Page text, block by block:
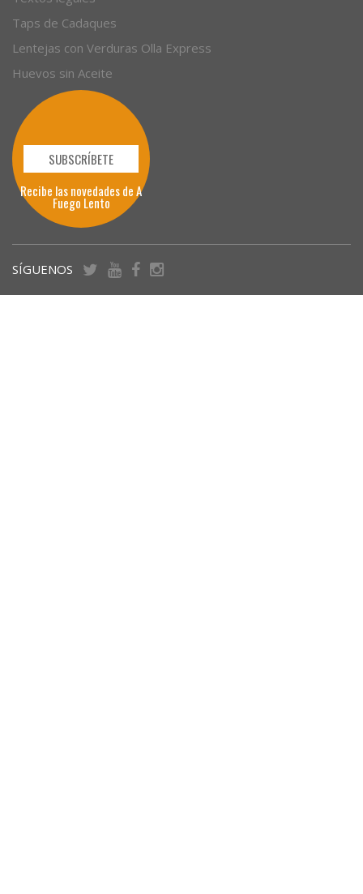
Empleo
Textos legales
Taps de Cadaques
Lentejas con Verduras Olla Express
Huevos sin Aceite
SUBSCRÍBETE
Recibe las novedades de A